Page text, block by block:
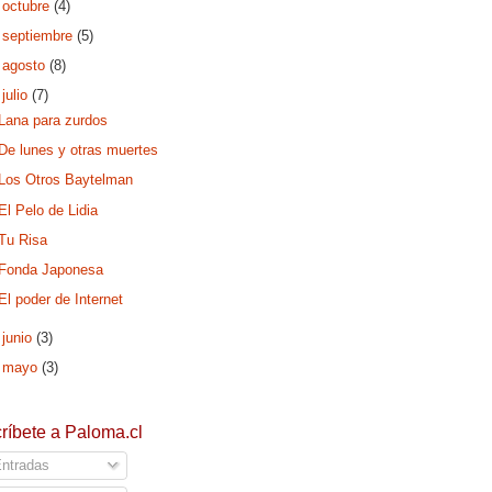
octubre(4)
septiembre(5)
agosto(8)
julio(7)
Lana para zurdos
De lunes y otras muertes
Los Otros Baytelman
El Pelo de Lidia
Risa
Fonda Japonesa
El poder de Internet
junio(3)
mayo(3)
a Paloma.cl